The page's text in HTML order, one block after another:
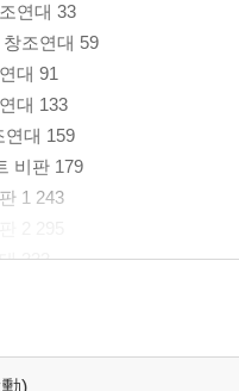
연대 33
조연대 59
대 91
대 133
연대 159
비판 179
1 243
333
미국 복음주의의 분열 371
)